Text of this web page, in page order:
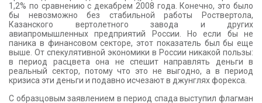
1,2% по сравнению с декабрем 2008 года. Конечно, это было
бы невозможно без стабильной работы Роствертола,
Казанского вертолетного завода и других
авиапромышленных предприятий России. Но если бы не
паника в финансовом секторе, этот показатель был бы еще
выше. От спекулятивной экономики в России никакой пользы:
в период расцвета она не спешит направлять деньги в
реальный сектор, потому что это не выгодно, а в период
кризиса эти деньги и подавно исчезают в джунглях форекса.
С образцовым заявлением в период спада выступил флагман